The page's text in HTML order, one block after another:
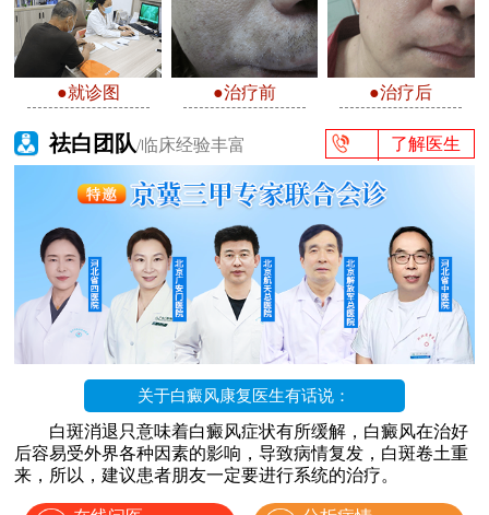
●就诊图 ●治疗前 ●治疗后
祛白团队/临床经验丰富 了解医生
关于白癜风康复医生有话说：
白斑消退只意味着白癜风症状有所缓解，白癜风在治好
后容易受外界各种因素的影响，导致病情复发，白斑卷土重
来，所以，建议患者朋友一定要进行系统的治疗。